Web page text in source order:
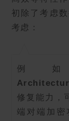
初除了考虑
考虑：
例
修复能力，
端对端加密